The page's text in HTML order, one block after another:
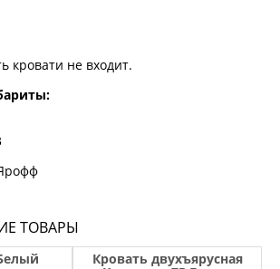
кровати не входит.
ТОВАРЫ
Кровать двухъярусная